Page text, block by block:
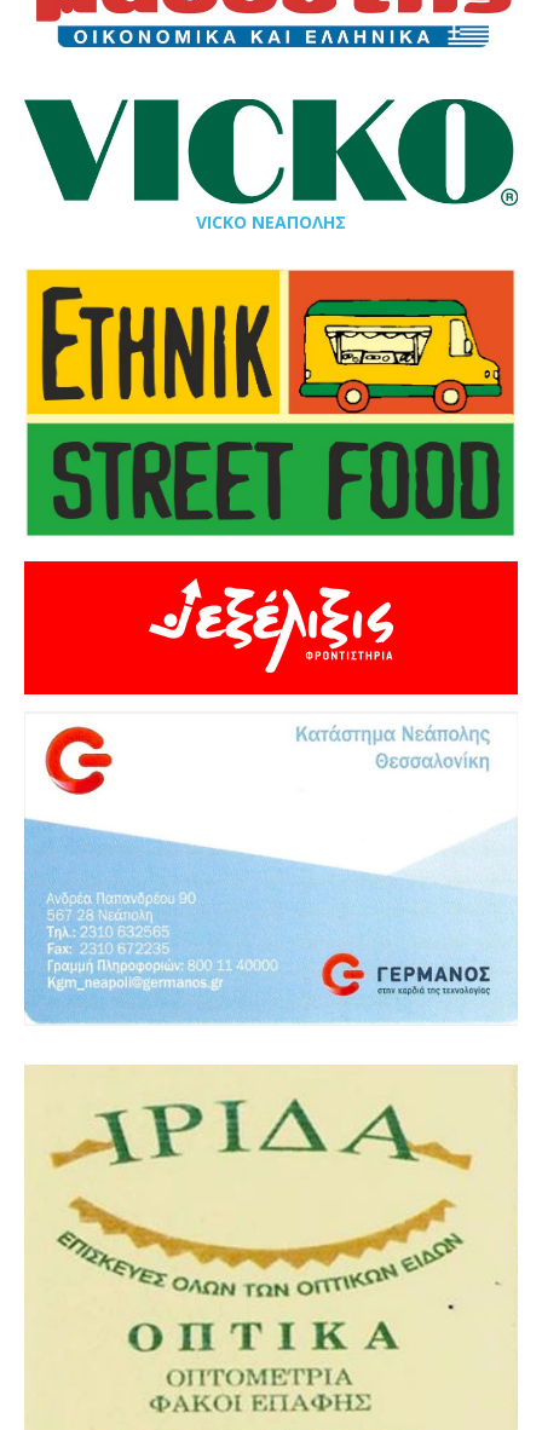
VICKO ΝΕΑΠΟΛΗΣ